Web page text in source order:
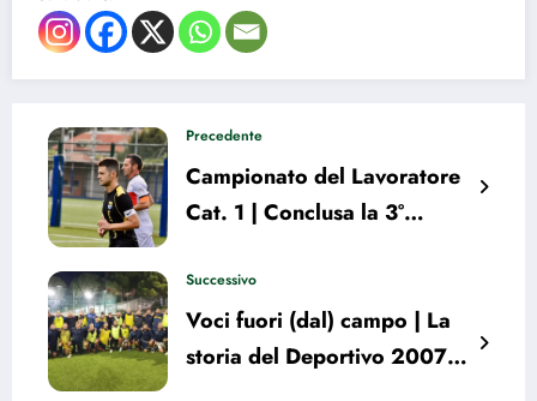
Precedente
Campionato del Lavoratore
Cat. 1 | Conclusa la 3°
Successivo
Voci fuori (dal) campo | La
storia del Deportivo 2007: